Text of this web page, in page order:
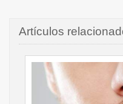
Artículos